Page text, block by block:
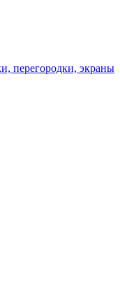
перегородки, экраны